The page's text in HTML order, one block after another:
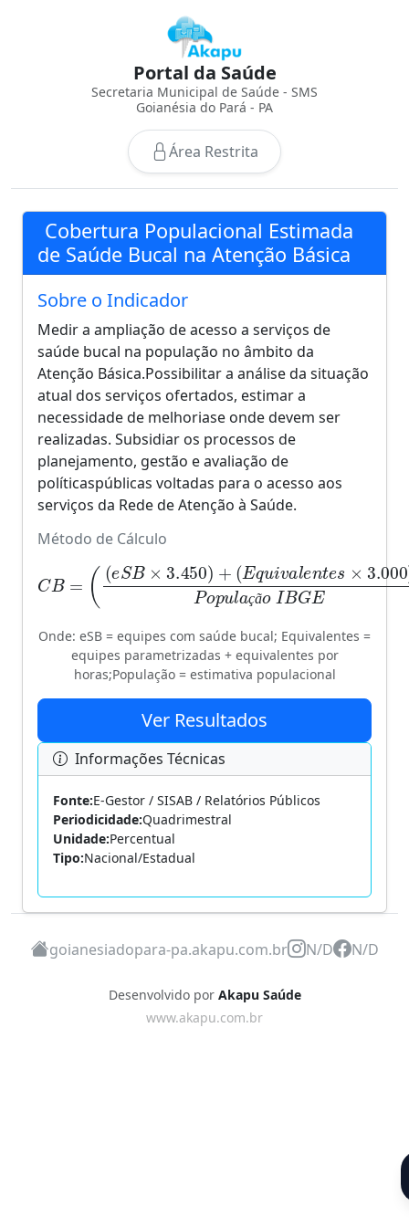
Portal da Saúde
Secretaria Municipal de Saúde - SMS
Goianésia do Pará - PA
Área Restrita
Cobertura Populacional Estimada
de Saúde Bucal na Atenção Básica
Sobre o Indicador
Medir a ampliação de acesso a serviços de
saúde bucal na população no âmbito da
Atenção Básica.Possibilitar a análise da situação
atual dos serviços ofertados, estimar a
necessidade de melhoriase onde devem ser
realizadas. Subsidiar os processos de
planejamento, gestão e avaliação de
políticaspúblicas voltadas para o acesso aos
serviços da Rede de Atenção à Saúde.
Método de Cálculo
çã
CB= (( eSB× 3.450)+
a entes × 3.000)P o pulação IBGE ×
100
Onde: eSB = equipes com saúde bucal; Equivalentes =
equipes parametrizadas + equivalentes por
horas;População = estimativa populacional
Ver Resultados
Informações Técnicas
Fonte:E-Gestor / SISAB / Relatórios Públicos
Periodicidade:Quadrimestral
Unidade:Percentual
Tipo:Nacional/Estadual
goianesiadopara-pa.akapu.com.br N/D N/D
Desenvolvido por Akapu Saúde
www.akapu.com.br